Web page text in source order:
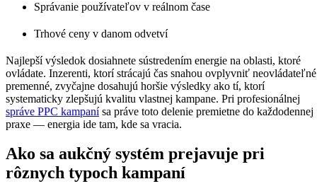
Správanie používateľov v reálnom čase
Trhové ceny v danom odvetví
Najlepší výsledok dosiahnete sústredením energie na oblasti, ktoré
ovládate. Inzerenti, ktorí strácajú čas snahou ovplyvniť neovládateľné
premenné, zvyčajne dosahujú horšie výsledky ako tí, ktorí
systematicky zlepšujú kvalitu vlastnej kampane. Pri profesionálnej
správe PPC kampanísa práve toto delenie premietne do každodennej
praxe — energia ide tam, kde sa vracia.
Ako sa aukčný systém prejavuje pri
rôznych typoch kampaní